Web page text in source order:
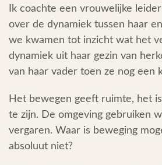
Ik coachte een vrouwelijke
over de dynamiek tussen haar
we kwamen tot inzicht wat het
dynamiek uit haar gezin van
van haar vader toen ze nog een
Het bewegen geeft ruimte, het
te zijn. De omgeving gebruiken
vergaren. Waar is beweging
absoluut niet?